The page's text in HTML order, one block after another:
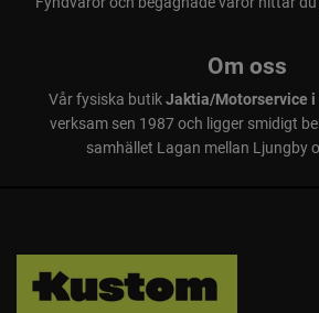
Välj mellan gräsklippning,
det enkelt att växla mellan olika lägen
Smart klippning
Om oss
Vår fysiska butikJaktia/Motorservice i
verksam sen 1987 och ligger smidigt
samhället Lagan mellan Ljungby